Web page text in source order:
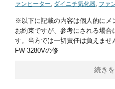
ァンヒーター, ダイニチ気化器, ファ
※以下に記載の内容は個人的にメ
お約束ですが、参考にされる場合
す。当方では一切責任は負えませ
FW-3280Vの修
続き